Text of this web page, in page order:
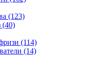
(123)
(40)
(114)
(14)